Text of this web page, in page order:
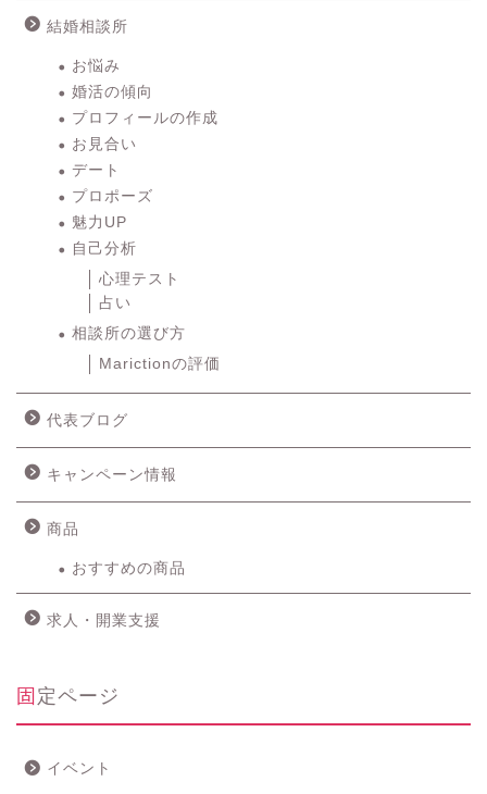
結婚相談所
お悩み
婚活の傾向
プロフィールの作成
お見合い
デート
プロポーズ
魅力UP
自己分析
心理テスト
占い
相談所の選び方
Marictionの評価
代表ブログ
キャンペーン情報
商品
おすすめの商品
求人・開業支援
固定ページ
イベント